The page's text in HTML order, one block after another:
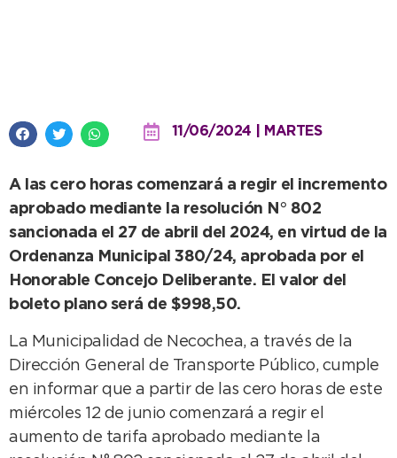
11/06/2024 | MARTES
A las cero horas comenzará a regir el incremento
aprobado mediante la resolución N° 802
sancionada el 27 de abril del 2024, en virtud de la
Ordenanza Municipal 380/24, aprobada por el
Honorable Concejo Deliberante. El valor del
boleto plano será de $998,50.
La Municipalidad de Necochea, a través de la
Dirección General de Transporte Público, cumple
en informar que a partir de las cero horas de este
miércoles 12 de junio comenzará a regir el
aumento de tarifa aprobado mediante la